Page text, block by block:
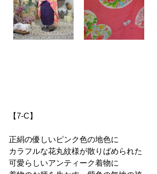
【7-C】
正絹の優しいピンク色の地色に
カラフルな花丸紋様が散りばめられた
可愛らしいアンティーク着物に